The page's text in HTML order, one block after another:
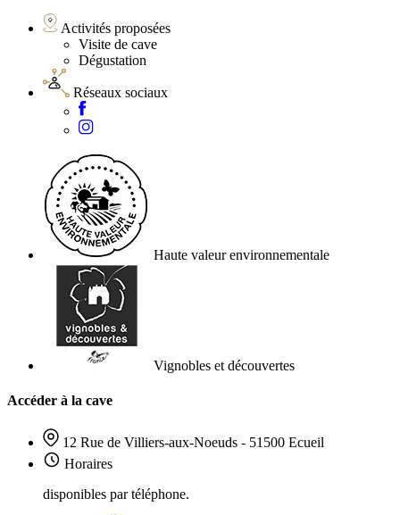
Activités proposées
Visite de cave
Dégustation
Réseaux sociaux
Haute valeur environnementale
Vignobles et découvertes
Accéder à la cave
12 Rue de Villiers-aux-Noeuds - 51500 Ecueil
Horaires
disponibles par téléphone.